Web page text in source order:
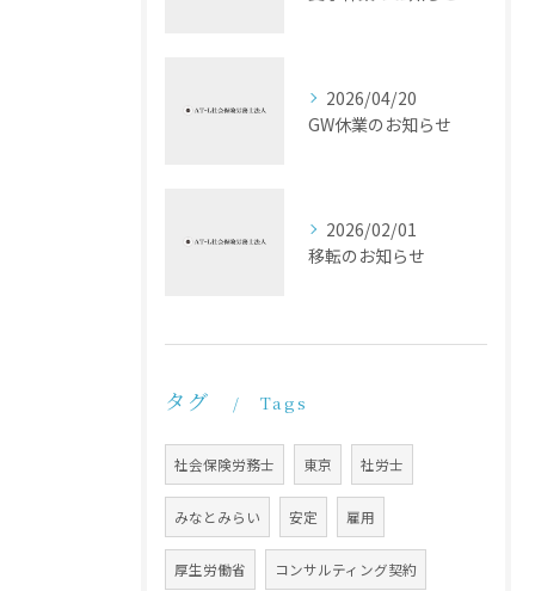
2026/04/20
GW休業のお知らせ
2026/02/01
移転のお知らせ
タグ Tags
社会保険労務士 東京 社労士
みなとみらい 安定 雇用
厚生労働省 コンサルティング契約